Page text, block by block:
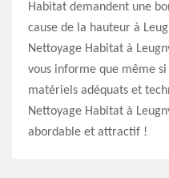
Habitat demandent une
cause de la hauteur à
Nettoyage Habitat à
vous informe que même
matériels adéquats et
Nettoyage Habitat à
abordable et attractif !